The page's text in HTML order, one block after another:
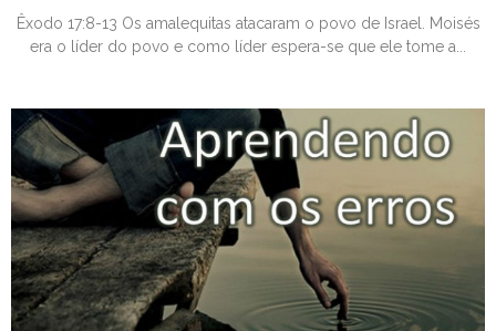
Êxodo 17:8-13 Os amalequitas atacaram o povo de Israel. Moisés
era o líder do povo e como líder espera-se que ele tome a...